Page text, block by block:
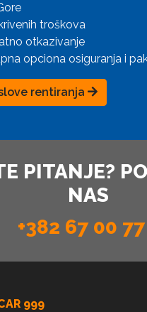
troškova
otkazivanje
opciona osiguranja i
rentiranja
PITANJE?
NAS
+382 67 00
999